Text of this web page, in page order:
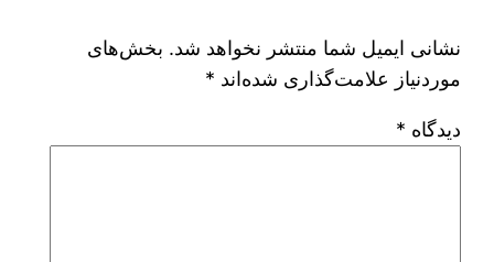
نشانی ایمیل شما منتشر نخواهد شد. بخش‌های
موردنیاز علامت‌گذاری شده‌اند *
دیدگاه *